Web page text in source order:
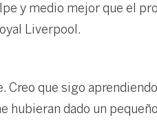
y medio mejor que el
Liverpool.
Creo que sigo
hubieran dado un